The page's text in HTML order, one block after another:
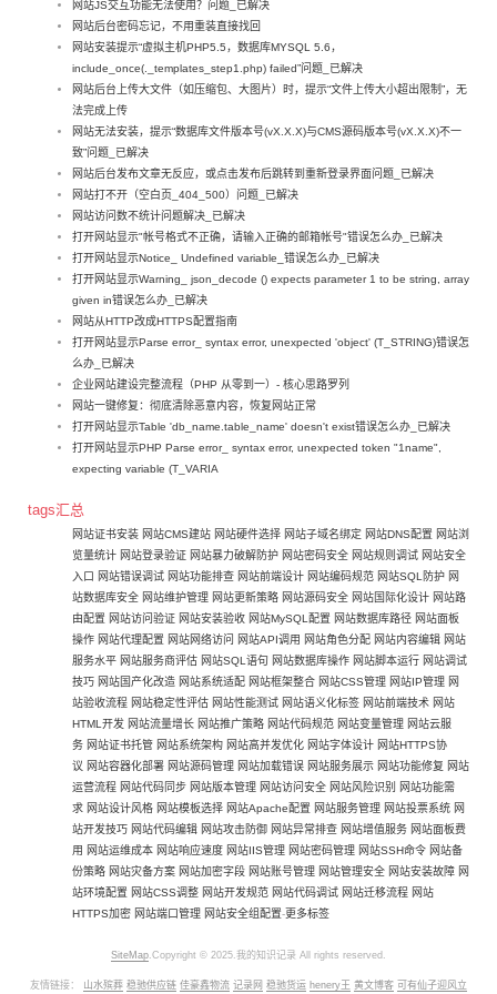
网站JS交互功能无法使用？问题_已解决
网站后台密码忘记，不用重装直接找回
网站安装提示“虚拟主机PHP5.5，数据库MYSQL 5.6，
include_once(._templates_step1.php) failed”问题_已解决
网站后台上传大文件（如压缩包、大图片）时，提示“文件上传大小超出限制”，无
法完成上传
网站无法安装，提示“数据库文件版本号(vX.X.X)与CMS源码版本号(vX.X.X)不一
致”问题_已解决
网站后台发布文章无反应，或点击发布后跳转到重新登录界面问题_已解决
网站打不开（空白页_404_500）问题_已解决
网站访问数不统计问题解决_已解决
打开网站显示"帐号格式不正确，请输入正确的邮箱帐号"错误怎么办_已解决
打开网站显示Notice_ Undefined variable_错误怎么办_已解决
打开网站显示Warning_ json_decode () expects parameter 1 to be string, array
given in错误怎么办_已解决
网站从HTTP改成HTTPS配置指南
打开网站显示Parse error_ syntax error, unexpected 'object' (T_STRING)错误怎
么办_已解决
企业网站建设完整流程（PHP 从零到一）- 核心思路罗列
网站一键修复：彻底清除恶意内容，恢复网站正常
打开网站显示Table 'db_name.table_name' doesn't exist错误怎么办_已解决
打开网站显示PHP Parse error_ syntax error, unexpected token "1name",
expecting variable (T_VARIA
tags汇总
网站证书安装 网站CMS建站 网站硬件选择 网站子域名绑定 网站DNS配置 网站浏
览量统计 网站登录验证 网站暴力破解防护 网站密码安全 网站规则调试 网站安全
入口 网站错误调试 网站功能排查 网站前端设计 网站编码规范 网站SQL防护 网
站数据库安全 网站维护管理 网站更新策略 网站源码安全 网站国际化设计 网站路
由配置 网站访问验证 网站安装验收 网站MySQL配置 网站数据库路径 网站面板
操作 网站代理配置 网站网络访问 网站API调用 网站角色分配 网站内容编辑 网站
服务水平 网站服务商评估 网站SQL语句 网站数据库操作 网站脚本运行 网站调试
技巧 网站国产化改造 网站系统适配 网站框架整合 网站CSS管理 网站IP管理 网
站验收流程 网站稳定性评估 网站性能测试 网站语义化标签 网站前端技术 网站
HTML开发 网站流量增长 网站推广策略 网站代码规范 网站变量管理 网站云服
务 网站证书托管 网站系统架构 网站高并发优化 网站字体设计 网站HTTPS协
议 网站容器化部署 网站源码管理 网站加载错误 网站服务展示 网站功能修复 网站
运营流程 网站代码同步 网站版本管理 网站访问安全 网站风险识别
网站功能需
求 网站设计风格 网站模板选择 网站Apache配置 网站服务管理 网站投票系统 网
站开发技巧 网站代码编辑 网站攻击防御 网站异常排查 网站增值服务 网站面板费
用
网站运维成本 网站响应速度 网站IIS管理 网站密码管理 网站SSH命令 网站备
份策略 网站灾备方案 网站加密字段 网站账号管理 网站管理安全 网站安装故障 网
站环境配置 网站CSS调整 网站开发规范 网站代码调试 网站迁移流程 网站
HTTPS加密 网站端口管理 网站安全组配置-更多标签
SiteMap.Copyright © 2025.我的知识记录 All rights reserved.
友情链接： 山水殡葬 稳驰供应链 佳豪鑫物流 记录网 稳驰货运 henery王 黄文博客 可有仙子迎风立